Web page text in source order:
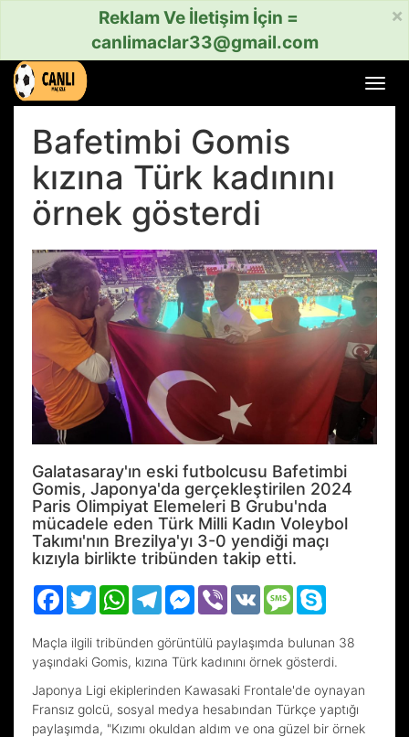
×
Reklam Ve İletişim İçin =
canlimaclar33@gmail.com
aç
Bafetimbi Gomis
kızına Türk kadınını
örnek gösterdi
Galatasaray'ın eski futbolcusu Bafetimbi
Gomis, Japonya'da gerçekleştirilen 2024
Paris Olimpiyat Elemeleri B Grubu'nda
mücadele eden Türk Milli Kadın Voleybol
Takımı'nın Brezilya'yı 3-0 yendiği maçı
kızıyla birlikte tribünden takip etti.
Facebook
TwitterWhatsAppTelegramMessenger
Viber VK Message
Maçla ilgili tribünden görüntülü paylaşımda bulunan 38
yaşındaki Gomis, kızına Türk kadınını örnek gösterdi.
Japonya Ligi ekiplerinden Kawasaki Frontale'de oynayan
Fransız golcü, sosyal medya hesabından Türkçe yaptığı
paylaşımda, "Kızımı okuldan aldım ve ona güzel bir örnek